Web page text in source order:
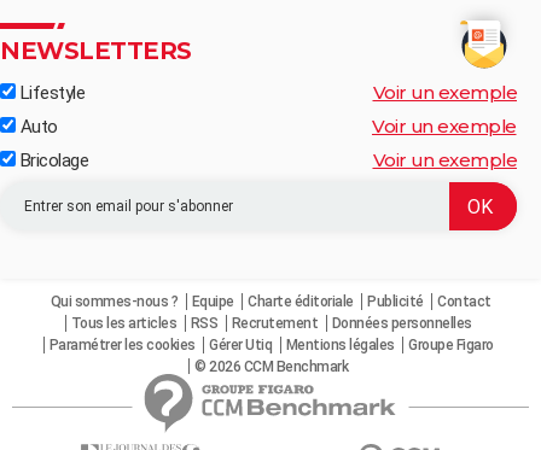
NEWSLETTERS
Lifestyle Voir un exemple
Auto Voir un exemple
Bricolage Voir un exemple
Qui sommes-nous ? Equipe Charte éditoriale Publicité
Contact
Tous les articles
RSS Recrutement
Données personnelles
Paramétrer les cookies
Gérer Utiq Mentions légales
Groupe Figaro
© 2026 CCM Benchmark